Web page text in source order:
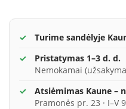
Turime sandėlyje
Pristatymas 1–3 d. d.
Nemokamai
Atsiėmimas Kaune –
Pramonės pr. 23 · I–V